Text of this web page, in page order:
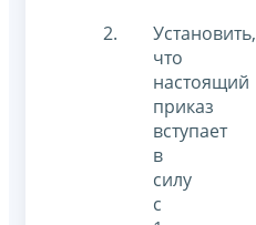
Установить,
что
настоящий
приказ
вступает
в
силу
с